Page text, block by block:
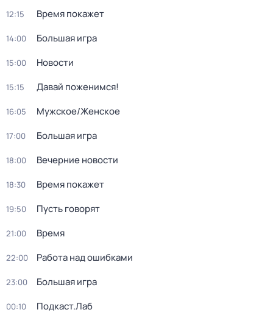
12:15 Время покажет
14:00 Большая игра
15:00 Новости
15:15 Давай поженимся!
16:05 Мужское/Женское
17:00 Большая игра
18:00 Вечерние новости
18:30 Время покажет
19:50 Пусть говорят
21:00 Время
22:00 Работа над ошибками
23:00 Большая игра
00:10 Подкаст.Лаб